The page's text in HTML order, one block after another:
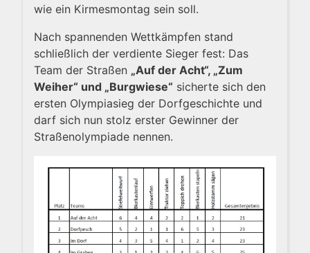
wie ein Kirmesmontag sein soll.
Nach spannenden Wettkämpfen stand
schließlich der verdiente Sieger fest: Das
Team der Straßen „Auf der Acht“, „Zum
Weiher“ und „Burgwiese“ sicherte sich den
ersten Olympiasieg der Dorfgeschichte und
darf sich nun stolz erster Gewinner der
Straßenolympiade nennen.